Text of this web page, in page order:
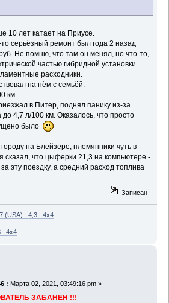
10 лет катает на Приусе.
серьёзный ремонт был года 2 назад
Не помню, что там он менял, но что-то,
частью гибридной установки.
расходники.
на нём с семьёй.
км.
в Питер, поднял панику из-за
4,7 л/100 км. Оказалось, что просто
было
городу на Блейзере, племянники чуть в
сказал, что цыферки 21,3 на компьютере -
эту поездку, а средний расход топлива
Записан
(USA) . 4,3 . 4x4
. 4x4
: Марта 02, 2021, 03:49:16 pm »
ЗАБАНЕН !!!